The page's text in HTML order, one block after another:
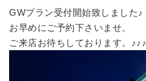
GWプラン受付開始致しました♪
お早めにご予約下さいませ。
ご来店お待ちしております。♪♪♪